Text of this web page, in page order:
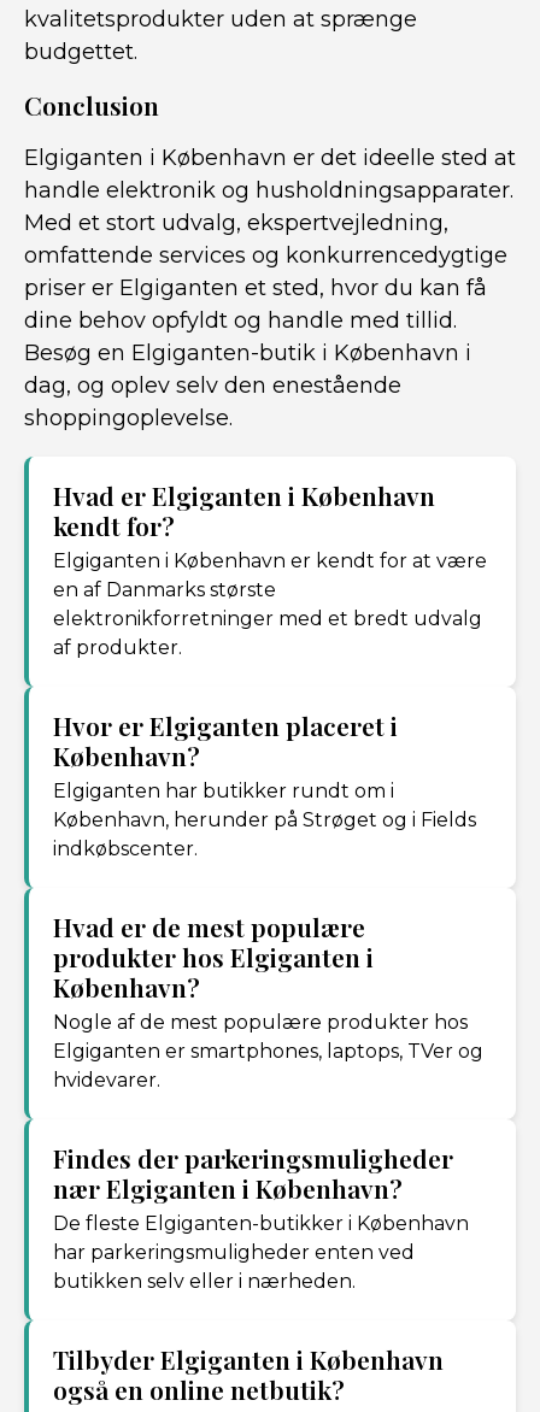
kvalitetsprodukter uden at sprænge
budgettet.
Conclusion
Elgiganten i København er det ideelle sted at
handle elektronik og husholdningsapparater.
Med et stort udvalg, ekspertvejledning,
omfattende services og konkurrencedygtige
priser er Elgiganten et sted, hvor du kan få
dine behov opfyldt og handle med tillid.
Besøg en Elgiganten-butik i København i
dag, og oplev selv den enestående
shoppingoplevelse.
Hvad er Elgiganten i København
kendt for?
Elgiganten i København er kendt for at være
en af Danmarks største
elektronikforretninger med et bredt udvalg
af produkter.
Hvor er Elgiganten placeret i
København?
Elgiganten har butikker rundt om i
København, herunder på Strøget og i Fields
indkøbscenter.
Hvad er de mest populære
produkter hos Elgiganten i
København?
Nogle af de mest populære produkter hos
Elgiganten er smartphones, laptops, TVer og
hvidevarer.
Findes der parkeringsmuligheder
nær Elgiganten i København?
De fleste Elgiganten-butikker i København
har parkeringsmuligheder enten ved
butikken selv eller i nærheden.
Tilbyder Elgiganten i København
også en online netbutik?